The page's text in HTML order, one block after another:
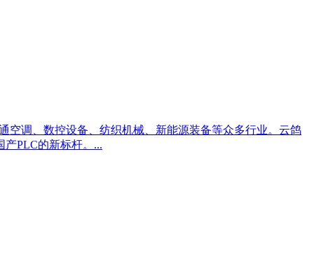
空调、数控设备、纺织机械、新能源装备等众多行业。云鸽
PLC的新标杆。...